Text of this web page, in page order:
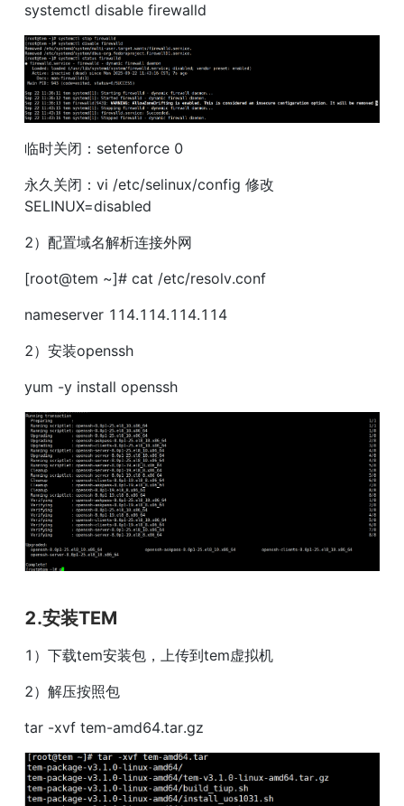
systemctl disable firewalld
临时关闭：setenforce 0
永久关闭：vi /etc/selinux/config 修改
SELINUX=disabled
2）配置域名解析连接外网
[root@tem ~]# cat /etc/resolv.conf
nameserver 114.114.114.114
2）安装openssh
yum -y install openssh
2.安装TEM
1）下载tem安装包，上传到tem虚拟机
2）解压按照包
tar -xvf tem-amd64.tar.gz